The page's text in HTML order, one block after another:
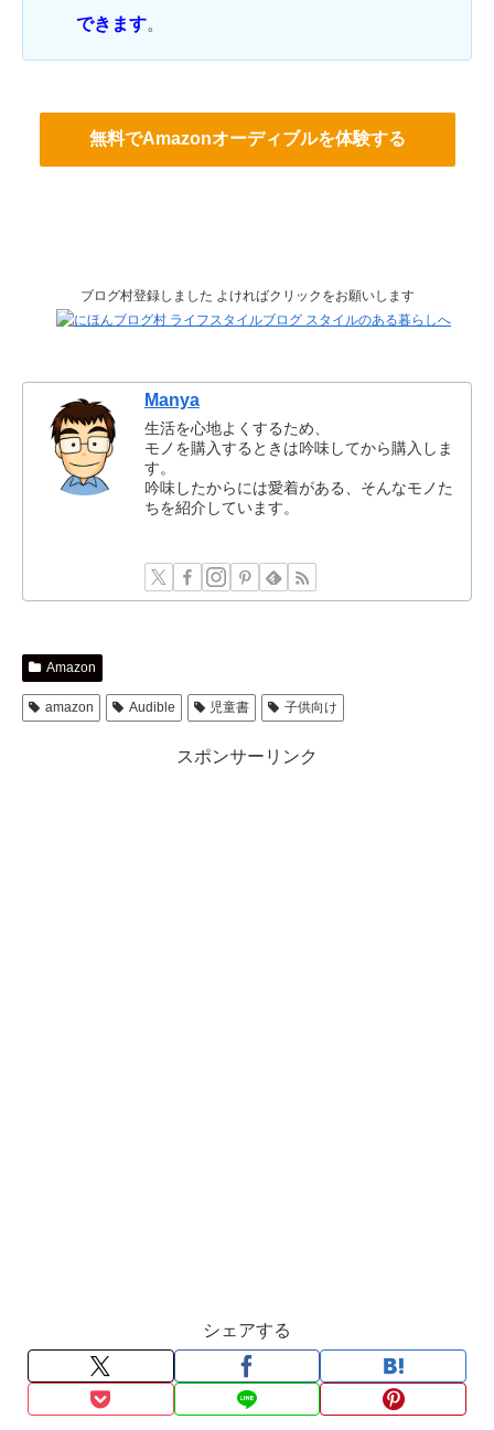
できます。
無料でAmazonオーディブルを体験する
ブログ村登録しました よければクリックをお願いします
Manya
生活を心地よくするため、
モノを購入するときは吟味してから購入しま
す。
吟味したからには愛着がある、そんなモノた
ちを紹介しています。
Amazon
amazon Audible 児童書 子供向け
スポンサーリンク
シェアする